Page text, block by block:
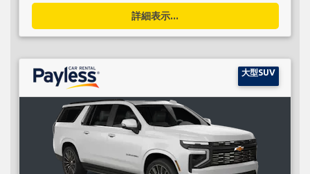
詳細表示...
大型SUV